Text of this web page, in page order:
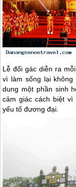
Lễ đổi gác diễn ra
vì làm sống lại
dung một phần sinh
cảm giác cách biệt
yếu tố đương đại.